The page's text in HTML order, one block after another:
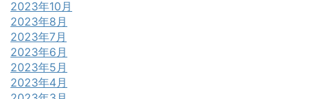
2023年10月
2023年8月
2023年7月
2023年6月
2023年5月
2023年4月